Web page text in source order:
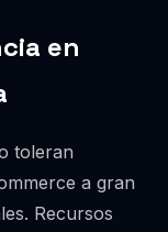
en
toleran
a gran
Recursos